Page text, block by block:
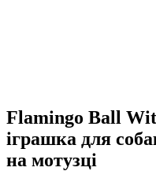
Flamingo Ball
іграшка для
на мотузці